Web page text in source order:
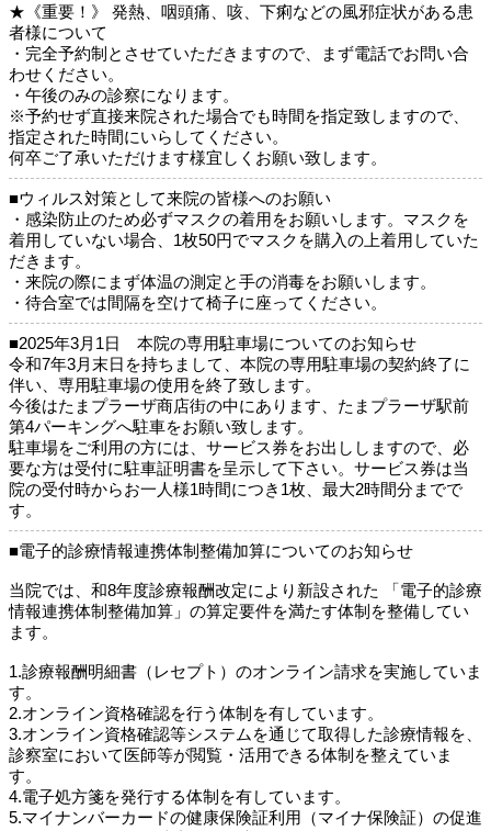
★《重要！》 発熱、咽頭痛、咳、下痢などの風邪症状がある患
者様について
・完全予約制とさせていただきますので、まず電話でお問い合
わせください。
・午後のみの診察になります。
※予約せず直接来院された場合でも時間を指定致しますので、
指定された時間にいらしてください。
何卒ご了承いただけます様宜しくお願い致します。
■ウィルス対策として来院の皆様へのお願い
・感染防止のため必ずマスクの着用をお願いします。マスクを
着用していない場合、1枚50円でマスクを購入の上着用していた
だきます。
・来院の際にまず体温の測定と手の消毒をお願いします。
・待合室では間隔を空けて椅子に座ってください。
■2025年3月1日 本院の専用駐車場についてのお知らせ
令和7年3月末日を持ちまして、本院の専用駐車場の契約終了に
伴い、専用駐車場の使用を終了致します。
今後はたまプラーザ商店街の中にあります、たまプラーザ駅前
第4パーキングへ駐車をお願い致します。
駐車場をご利用の方には、サービス券をお出ししますので、必
要な方は受付に駐車証明書を呈示して下さい。サービス券は当
院の受付時からお一人様1時間につき1枚、最大2時間分までで
す。
■電子的診療情報連携体制整備加算についてのお知らせ
当院では、和8年度診療報酬改定により新設された 「電子的診療
情報連携体制整備加算」の算定要件を満たす体制を整備してい
ます。
1.診療報酬明細書（レセプト）のオンライン請求を実施していま
す。
2.オンライン資格確認を行う体制を有しています。
3.オンライン資格確認等システムを通じて取得した診療情報を、
診察室において医師等が閲覧・活用できる体制を整えていま
す。
4.電子処方箋を発行する体制を有しています。
5.マイナンバーカードの健康保険証利用（マイナ保険証）の促進